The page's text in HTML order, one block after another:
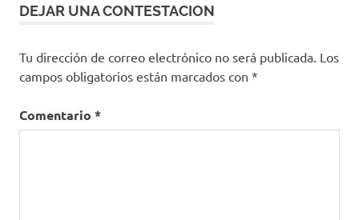
DEJAR UNA CONTESTACION
Tu dirección de correo electrónico no será publicada. Los
campos obligatorios están marcados con *
Comentario *